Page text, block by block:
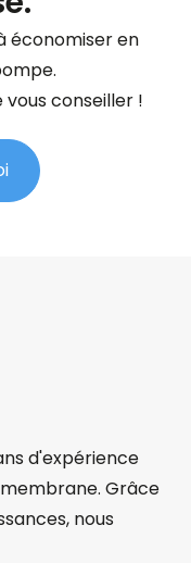
économiser en
vous conseiller !
d'expérience
Grâce
nous